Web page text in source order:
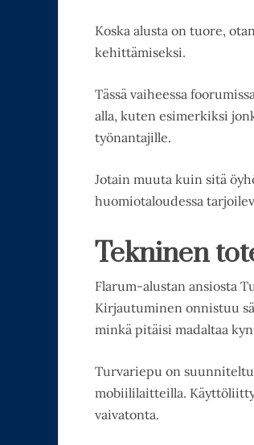
Koska alusta on tuore,
kehittämiseksi.
Tässä vaiheessa
alla, kuten esimerkiksi
työnantajille.
Jotain muuta kuin sitä
huomiotaloudessa
Tekninen
Flarum-alustan ansiosta
Kirjautuminen onnistuu
minkä pitäisi madaltaa
Turvariepu on
mobiililaitteilla.
vaivatonta.